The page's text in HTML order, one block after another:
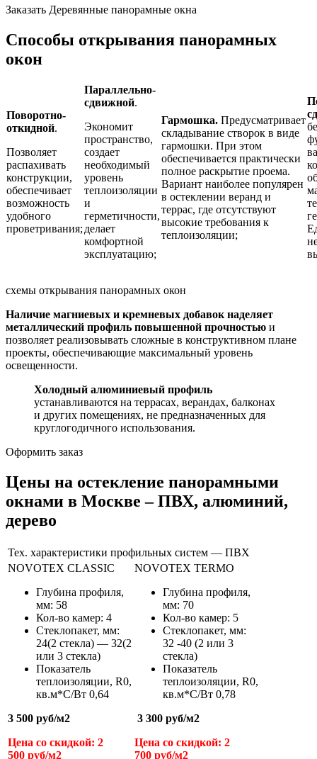
Заказать Деревянные панорамные окна
Способы открывания панорамных
окон
Поворотно-
откидной.
Позволяет
распахивать
конструкции,
обеспечивает
возможность
удобного
проветривания;
Параллельно-
сдвижной.
Экономит
пространство,
создает
необходимый
уровень
теплоизоляции
и
герметичности,
делает
комфортной
эксплуатацию;
Гармошка. Предусматривает
складывание створок в виде
гармошки. При этом
обеспечивается практически
полное раскрытие проема.
Вариант наиболее популярен
в остеклении веранд и
террас, где отсутствуют
высокие требования к
теплоизоляции;
схемы открывания панорамных окон
Наличие магниевых и кремневых добавок наделяет
металлический профиль повышенной прочностью и
позволяет реализовывать сложные в конструктивном плане
проекты, обеспечивающие максимальный уровень
освещенности.
Холодный алюминиевый профиль
устанавливаются на террасах, верандах, балконах
и других помещениях, не предназначенных для
круглогодичного использования.
Оформить заказ
Цены на остекление панорамными
окнами в Москве – ПВХ, алюминий,
дерево
Тех. характеристики профильных систем — ПВХ
NOVOTEX CLASSIC
Глубина профиля,
мм: 58
Кол-во камер: 4
Стеклопакет, мм:
24(2 стекла) — 32(2
или 3 стекла)
Показатель
теплоизоляции, R0,
кв.м*С/Вт 0,64
3 500 руб/м2
Цена со скидкой: 2
500 руб/м2
NOVOTEX TERMO
Глубина профиля,
мм: 70
Кол-во камер: 5
Стеклопакет, мм:
32 -40 (2 или 3
стекла)
Показатель
теплоизоляции, R0,
кв.м*С/Вт 0,78
3 300 руб/м2
Цена со скидкой: 2
700 руб/м2